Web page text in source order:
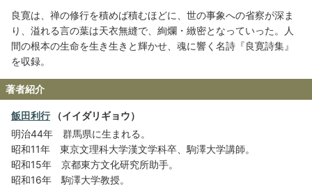
良寛は、禅の修行を積めば積むほどに、世の事象への省察が深ま
り、溢れる言の葉は天衣無縫で、絢爛・緻密となっていった。人
間の根本の生命を生き生きと輝かせ、魂に響く名詩『良寛詩集』
を収録。
著者紹介
飯田利行（イイダリギョウ）
明治44年 群馬県に生まれる。
昭和11年 東京文理科大学漢文学科卒、駒澤大学講師。
昭和15年 京都東方文化研究所助手。
昭和16年 駒澤大学教授。